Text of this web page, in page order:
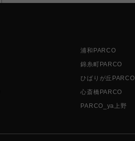
浦和PARCO
錦糸町PARCO
ひばりが丘PARCO
心斎橋PARCO
PARCO_ya上野